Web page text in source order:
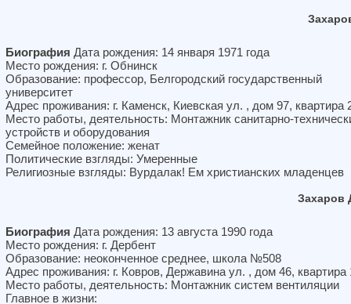
Биография Дата рождения: 14 января 1971 года
Место рождения: г. Обнинск
Образование: профессор, Белгородский государственный
университет
Адрес проживания: г. Каменск, Киевская ул. , дом 97, квартира
Место работы, деятельность: Монтажник санитарно-
устройств и оборудования
Семейное положение: женат
Политические взгляды: Умеренные
Религиозные взгляды: Вурдалак! Ем христианских младенцев
Захаров
Биография Дата рождения: 13 августа 1990 года
Место рождения: г. Дербент
Образование: неоконченное среднее, школа №508
Адрес проживания: г. Ковров, Державина ул. , дом 46, квартира
Место работы, деятельность: Монтажник систем вентиляции
Главное в жизни: